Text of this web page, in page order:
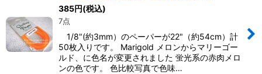
385円(税込)
7点
1/8"(約3mm）のペーパーが22"（約54cm）計
50枚入りです。 Marigold メロンからマリーゴー
ルド、に色名が変更されました 蛍光系の赤肉メロ
ンの色です。 色比較写真で色味…